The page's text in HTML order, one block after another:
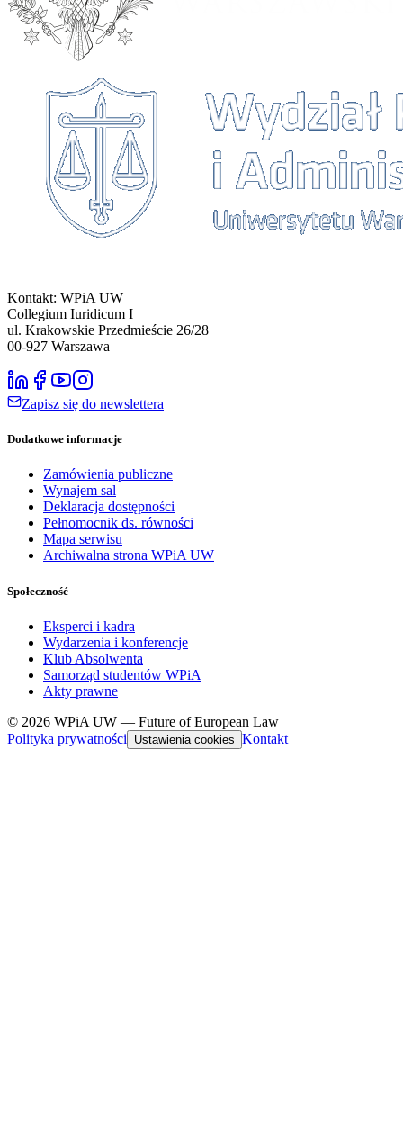
Kontakt: WPiA UW
Collegium Iuridicum I
ul. Krakowskie Przedmieście 26/28
00-927 Warszawa
Zapisz się do newslettera
Dodatkowe informacje
Zamówienia publiczne
Wynajem sal
Deklaracja dostępności
Pełnomocnik ds. równości
Mapa serwisu
Archiwalna strona WPiA UW
Społeczność
Eksperci i kadra
Wydarzenia i konferencje
Klub Absolwenta
Samorząd studentów WPiA
Akty prawne
© 2026 WPiA UW — Future of European Law
Polityka prywatności
Ustawienia cookies Kontakt